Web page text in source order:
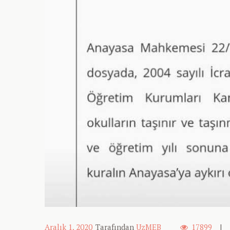
Aralık 1, 2020 Tarafından UzMEB 17899